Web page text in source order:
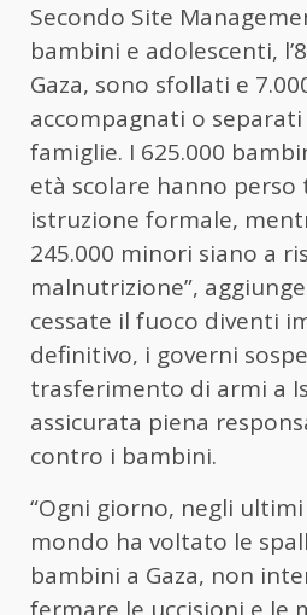
Secondo Site
bambini e adolescenti,
Gaza, sono sfollati e
accompagnati o
famiglie. I 625.000
età scolare hanno perso
istruzione formale,
245.000 minori siano a
malnutrizione”,
cessate il fuoco diventi
definitivo, i governi
trasferimento di armi a
assicurata piena
contro i bambini.
“Ogni giorno, negli
mondo ha voltato le
bambini a Gaza, non